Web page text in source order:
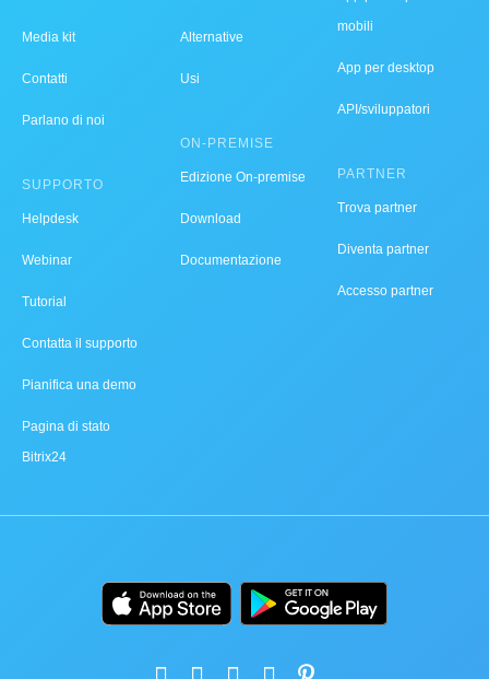
Media kit
Contatti
Parlano di noi
SUPPORTO
Helpdesk
Webinar
Tutorial
Contatta il supporto
Pianifica una demo
Pagina di stato
Bitrix24
Alternative
Usi
ON-PREMISE
Edizione On-premise
Download
Documentazione
mobili
App per desktop
API/sviluppatori
PARTNER
Trova partner
Diventa partner
Accesso partner